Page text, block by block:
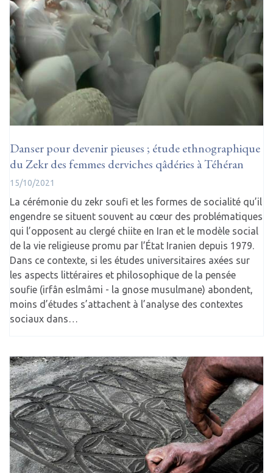
Danser pour devenir pieuses ; étude ethnographique
du Zekr des femmes derviches qâdéries à Téhéran
15/10/2021
La cérémonie du zekr soufi et les formes de socialité qu’il
engendre se situent souvent au cœur des problématiques
qui l’opposent au clergé chiite en Iran et le modèle social
de la vie religieuse promu par l’État Iranien depuis 1979.
Dans ce contexte, si les études universitaires axées sur
les aspects littéraires et philosophique de la pensée
soufie (irfân eslmâmi - la gnose musulmane) abondent,
moins d’études s’attachent à l’analyse des contextes
sociaux dans…